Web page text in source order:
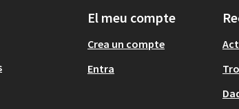
El meu compte
Crea un compte
Entra